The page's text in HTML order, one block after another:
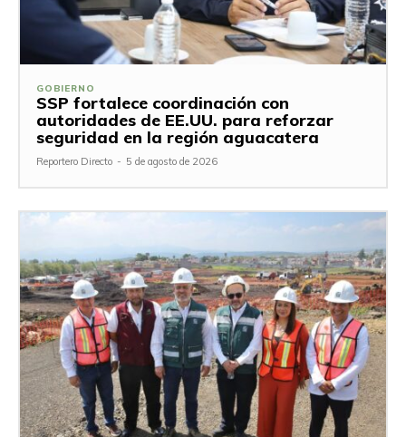
GOBIERNO
SSP fortalece coordinación con
autoridades de EE.UU. para reforzar
seguridad en la región aguacatera
Reportero Directo - 5 de agosto de 2026